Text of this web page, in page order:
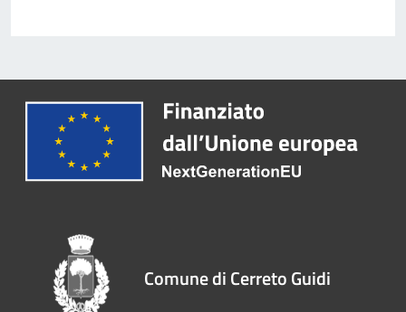
Comune di Cerreto Guidi